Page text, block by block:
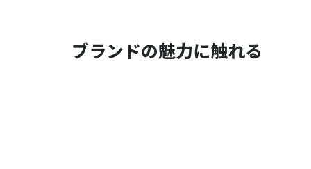
ブランドの魅力に触れる